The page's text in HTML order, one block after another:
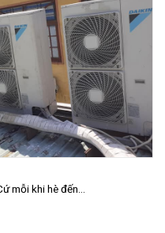
mỗi khi hè đến...